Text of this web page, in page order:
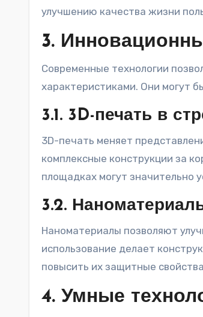
улучшению качества жизни
3.
Современные технологии
характеристиками. Они могут
3.1. 3D-печать в
3D-печать меняет
комплексные конструкции за
площадках могут значительно
3.2.
Наноматериалы позволяют
использование делает
повысить их защитные
4. Умные